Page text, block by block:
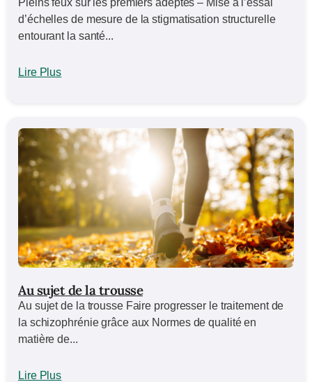
Pleins feux sur les premiers adeptes – Mise à l’essai
d’échelles de mesure de la stigmatisation structurelle
entourant la santé...
Lire Plus
Au sujet de la trousse
Au sujet de la trousse Faire progresser le traitement de
la schizophrénie grâce aux Normes de qualité en
matière de...
Lire Plus